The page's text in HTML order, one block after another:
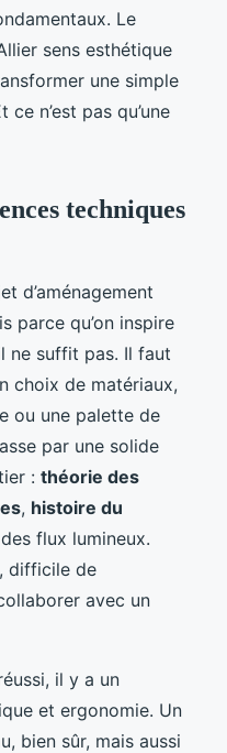
Le
sens esthétique
une simple
n’est pas qu’une
techniques
d’aménagement
parce qu’on inspire
ne suffit pas. Il faut
choix de matériaux,
ou une palette de
par une solide
: théorie des
, histoire du
flux lumineux.
difficile de
avec un
il y a un
et ergonomie. Un
bien sûr, mais aussi